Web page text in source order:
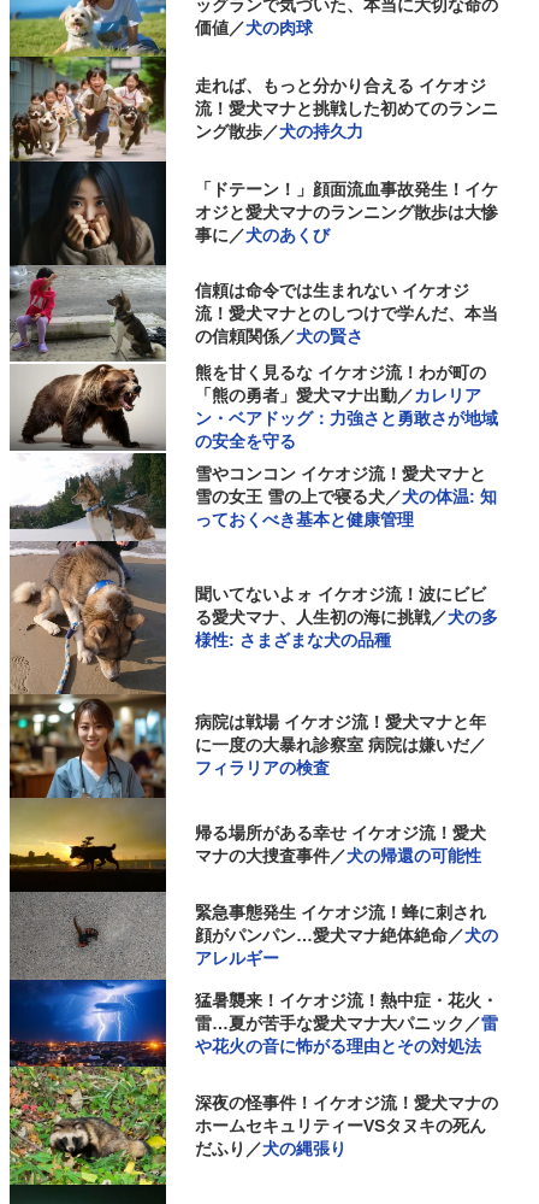
ッグランで気づいた、本当に大切な命の
価値／犬の肉球
走れば、もっと分かり合える イケオジ
流！愛犬マナと挑戦した初めてのランニ
ング散歩／犬の持久力
「ドテーン！」顔面流血事故発生！イケ
オジと愛犬マナのランニング散歩は大惨
事に／犬のあくび
信頼は命令では生まれない イケオジ
流！愛犬マナとのしつけで学んだ、本当
の信頼関係／犬の賢さ
熊を甘く見るな イケオジ流！わが町の
「熊の勇者」愛犬マナ出動／カレリア
ン・ベアドッグ：力強さと勇敢さが地域
の安全を守る
雪やコンコン イケオジ流！愛犬マナと
雪の女王 雪の上で寝る犬／犬の体温: 知
っておくべき基本と健康管理
聞いてないよォ イケオジ流！波にビビ
る愛犬マナ、人生初の海に挑戦／犬の多
様性: さまざまな犬の品種
病院は戦場 イケオジ流！愛犬マナと年
に一度の大暴れ診察室 病院は嫌いだ／
フィラリアの検査
帰る場所がある幸せ イケオジ流！愛犬
マナの大捜査事件／犬の帰還の可能性
緊急事態発生 イケオジ流！蜂に刺され
顔がパンパン…愛犬マナ絶体絶命／犬の
アレルギー
猛暑襲来！イケオジ流！熱中症・花火・
雷…夏が苦手な愛犬マナ大パニック／雷
や花火の音に怖がる理由とその対処法
深夜の怪事件！イケオジ流！愛犬マナの
ホームセキュリティーVSタヌキの死ん
だふり／犬の縄張り